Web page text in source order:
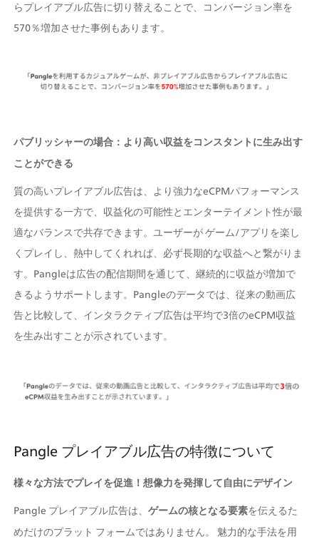
らプレイアブル広告に切り替えることで、コンバージョン率を
570％増加させた事例もあります。
パブリッシャーの場合：より高い収益をコンスタントに生み出す
ことができる
質の高いプレイアブル広告は、より強力なeCPMパフォーマンス
を提供する一方で、収益化の可能性とエンターテイメント性が最
適なバランスで共存できます。ユーザーが ゲーム/アプリを楽し
くプレイし、熱中してくれれば、必ず長期的な収益へと繋がりま
す。Pangleは広告の配信期間を通じて、継続的に収益が増加で
きるようサポートします。Pangleのデータでは、従来の動画広
告と比較して、インタラクティブ広告は平均で3倍のeCPM収益
を生み出すことが示されています。
Pangle プレイアブル広告の特徴について
様々な方法でプレイを促進！想像力を発揮して自由にデザイン
Pangle プレイアブル広告は、ゲームの核となる要素を伝えるた
めだけのプラット フォームではありません。 魅力的な手法を用